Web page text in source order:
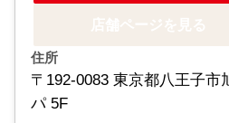
住所
〒192-0083 東京都八王子市
パ 5F